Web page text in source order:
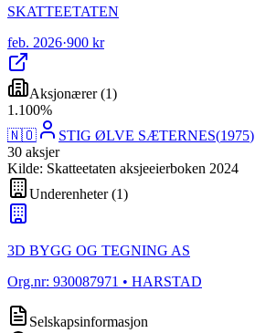
SKATTEETATEN
feb. 2026·900 kr
Aksjonærer(1)
1 .100%
🇳🇴
STIG ØLVE SÆTERNES(1975)
30 aksjer
Kilde: Skatteetaten aksjeeierboken 2024
Underenheter(1)
3D BYGG OG TEGNING AS
Org.nr: 930087971 • HARSTAD
Selskapsinformasjon